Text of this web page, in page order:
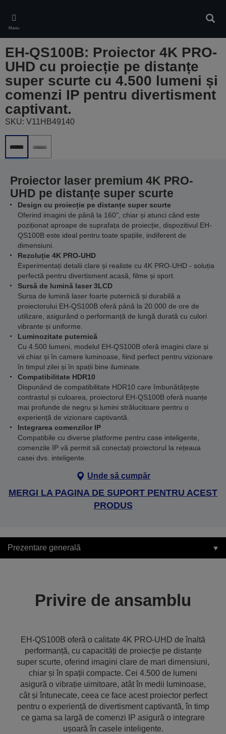
main
content
Meniu
EH-QS100B: Proiector 4K PRO-
UHD cu proiecție pe distanțe
super scurte cu 4.500 lumeni și
comenzi IP pentru divertisment
captivant.
SKU: V11HB49140
Proiector laser premium 4K PRO-
UHD pe distanțe super scurte
Design cu proiecție pe distanțe super scurte
Oferind imagini de până la 160", chiar și atunci când este
poziționat aproape de suprafața de proiecție, dispozitivul EH-
QS100B este ideal pentru toate spațiile, indiferent de
dimensiuni.
Rezoluție 4K PRO-UHD
Experimentați detalii clare și realiste cu 4K PRO-UHD - soluția
perfectă pentru divertisment acasă, filme și sport.
Sursă de lumină laser 3LCD
Sursa de lumină laser foarte puternică și durabilă a
proiectorului EH-QS100B oferă până la 20.000 de ore de
utilizare, asigurând o performanță de lungă durată cu culori
vibrante și uniforme.
Luminozitate puternică
Cu 4.500 lumeni, modelul EH-QS100B oferă imagini clare și
vii chiar și în camere luminoase, fiind perfect pentru vizionare
în timpul zilei și în spații bine iluminate.
Compatibilitate HDR10
Dispunând de compatibilitate HDR10 care îmbunătățește
contrastul și culoarea, proiectorul EH-QS100B oferă nuanțe
mai profunde de negru și lumini strălucitoare pentru o
experiență de vizionare captivantă.
Integrarea comenzilor IP
Compatibile cu diverse platforme pentru case inteligente,
comenzile IP vă permit să conectați proiectorul la rețeaua
casei dvs. inteligente.
Unde să cumpăr
MERGI LA PAGINA DE SUPORT PENTRU ACEST
PRODUS
Prezentare generală
Privire de ansamblu
EH-QS100B oferă o calitate 4K PRO-UHD de înaltă
performanță, cu capacități de proiecție pe distanțe
super scurte, oferind imagini clare de mari dimensiuni,
chiar și în spații compacte. Cei 4.500 de lumeni
asigură o vibrație uimitoare, atât în medii luminoase,
cât și întunecate, ceea ce face acest proiector perfect
pentru o experiență de divertisment captivantă, în timp
ce gama sa largă de comenzi IP asigură o integrare
ușoară în casele inteligente.